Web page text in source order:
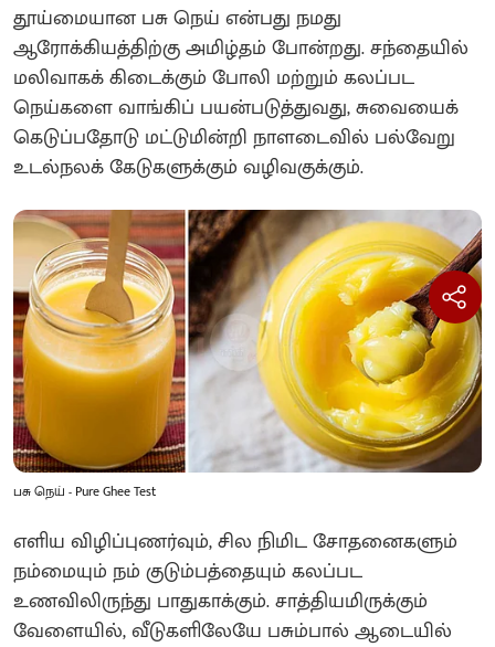
தூய்மையான பசு நெய் என்பது நமது
ஆரோக்கியத்திற்கு அமிழ்தம் போன்றது. சந்தையில்
மலிவாகக் கிடைக்கும் போலி மற்றும் கலப்பட
நெய்களை வாங்கிப் பயன்படுத்துவது, சுவையைக்
கெடுப்பதோடு மட்டுமின்றி நாளடைவில் பல்வேறு
உடல்நலக் கேடுகளுக்கும் வழிவகுக்கும்.
பசு நெய் - Pure Ghee Test
எளிய விழிப்புணர்வும், சில நிமிட சோதனைகளும்
நம்மையும் நம் குடும்பத்தையும் கலப்பட
உணவிலிருந்து பாதுகாக்கும். சாத்தியமிருக்கும்
வேளையில், வீடுகளிலேயே பசும்பால் ஆடையில்